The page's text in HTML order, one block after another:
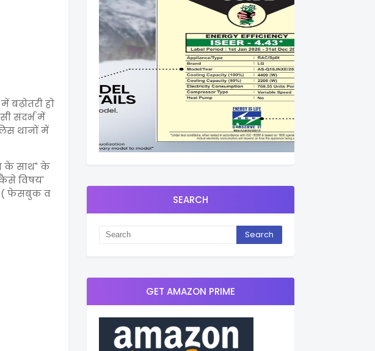
बढ़ोतरी हो
संदर्भ में
थानों में
के साथ" के
विषय'
( फेसबुक व
SEARCH
GET AMAZON PRIME